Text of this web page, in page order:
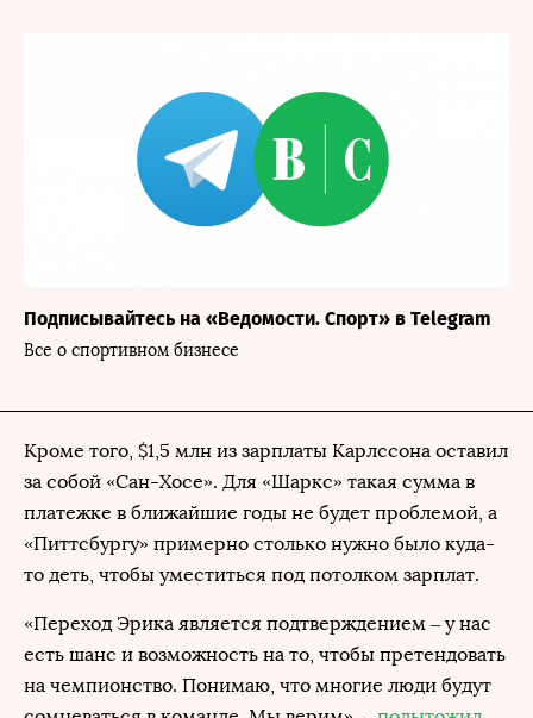
Подписывайтесь на «Ведомости. Спорт» в Telegram
Все о спортивном бизнесе
Кроме того, $1,5 млн из зарплаты Карлссона оставил
за собой «Сан-Хосе». Для «Шаркс» такая сумма в
платежке в ближайшие годы не будет проблемой, а
«Питтсбургу» примерно столько нужно было куда-
то деть, чтобы уместиться под потолком зарплат.
«Переход Эрика является подтверждением – у нас
есть шанс и возможность на то, чтобы претендовать
на чемпионство. Понимаю, что многие люди будут